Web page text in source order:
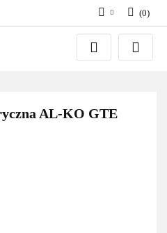
Zaloguj się
(0)
AL-KO GTE